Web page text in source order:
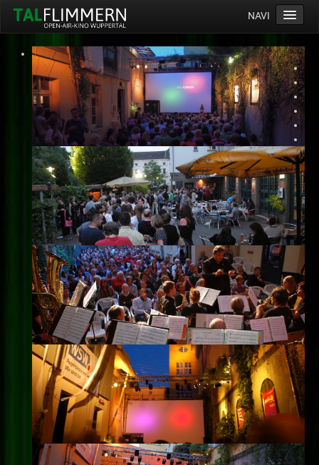
NAVI
Home
Programm
Service
Ticketinfos
Ort
Anreise
Wetter
Kinogutschein
Konzept
Archiv
Kontakt
Impressum
Datenschutz